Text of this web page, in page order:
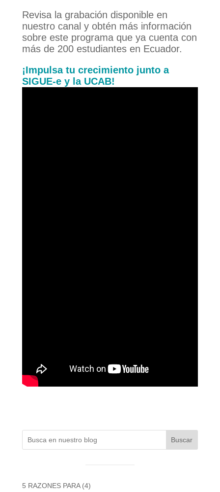
Revisa la grabación disponible en
nuestro canal y obtén más información
sobre este programa que ya cuenta con
más de 200 estudiantes en Ecuador.
¡Impulsa tu crecimiento junto a
SIGUE-e y la UCAB!
Buscar
5 RAZONES PARA(4)